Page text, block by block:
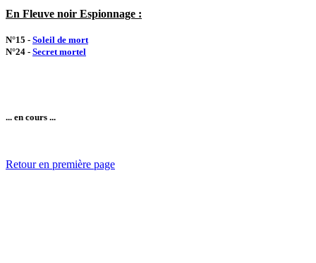
En Fleuve noir Espionnage :
N°15 - Soleil de mort
N°24 - Secret mortel
... en cours ...
Retour en première page